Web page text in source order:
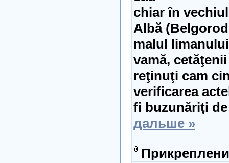
chiar în
Albă
malul
vamă,
reţinuţi cam
verificarea
fi buzunăriţi
дальше »